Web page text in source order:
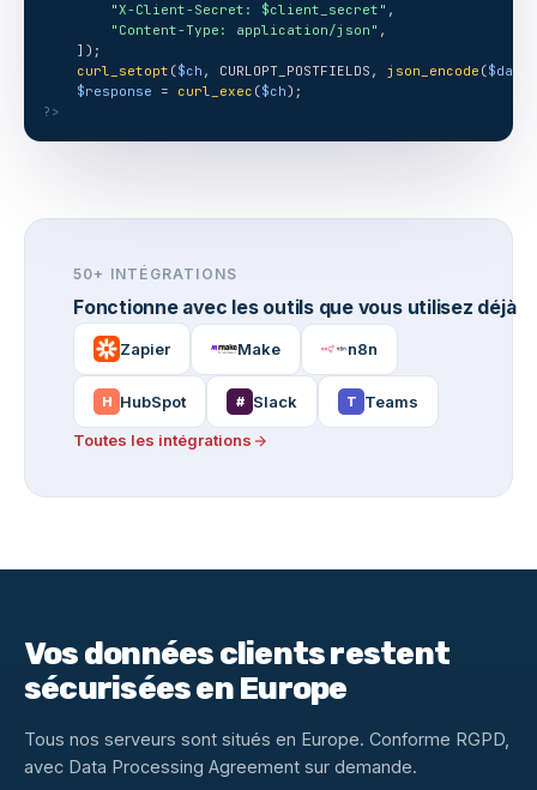
"X-Client-Secret: $client_secret" ,
"Content-Type: application/json" ,
    ]);
curl_setopt ($ch , CURLOPT_POSTFIELDS, json_encode ($data
$response = curl_exec ($ch);
?>
50+ INTÉGRATIONS
Fonctionne avec les outils que vous utilisez déjà
Zapier Make n8n
H HubSpot # Slack T Teams
Toutes les intégrations
Vos données clients restent
sécurisées en Europe
Tous nos serveurs sont situés en Europe. Conforme RGPD,
avec Data Processing Agreement sur demande.